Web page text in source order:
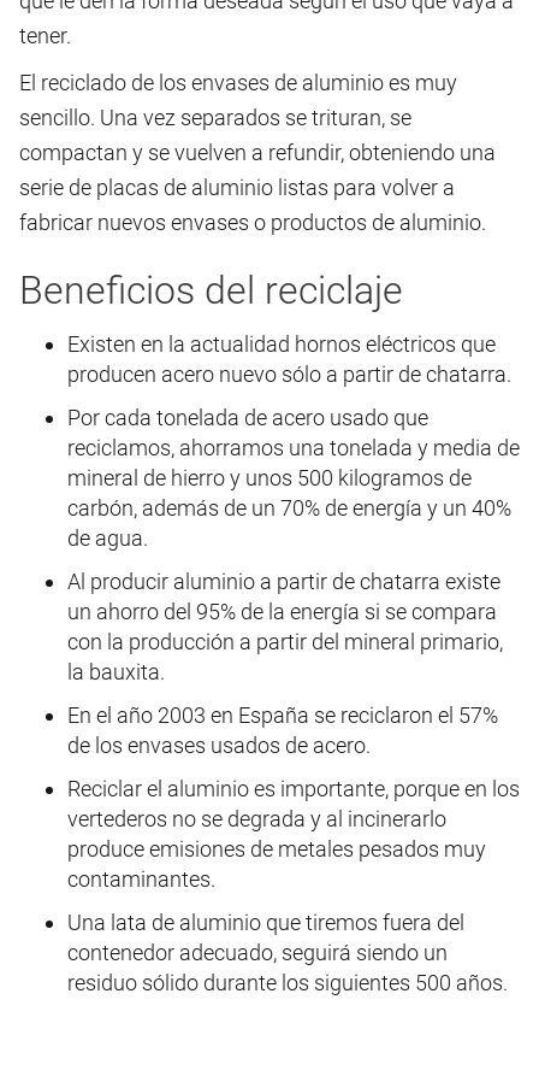
tener.
El reciclado de los envases de aluminio es muy
sencillo. Una vez separados se trituran, se
compactan y se vuelven a refundir, obteniendo una
serie de placas de aluminio listas para volver a
fabricar nuevos envases o productos de aluminio.
Beneficios del reciclaje
Existen en la actualidad hornos eléctricos que
producen acero nuevo sólo a partir de chatarra.
Por cada tonelada de acero usado que
reciclamos, ahorramos una tonelada y media de
mineral de hierro y unos 500 kilogramos de
carbón, además de un 70% de energía y un 40%
de agua.
Al producir aluminio a partir de chatarra existe
un ahorro del 95% de la energía si se compara
con la producción a partir del mineral primario,
la bauxita.
En el año 2003 en España se reciclaron el 57%
de los envases usados de acero.
Reciclar el aluminio es importante, porque en los
vertederos no se degrada y al incinerarlo
produce emisiones de metales pesados muy
contaminantes.
Una lata de aluminio que tiremos fuera del
contenedor adecuado, seguirá siendo un
residuo sólido durante los siguientes 500 años.